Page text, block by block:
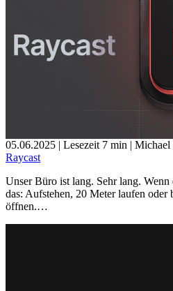
05.06.2025 | Lesezeit 7 min | Michael
Raycast
Unser Büro ist lang. Sehr lang.
das: Aufstehen, 20 Meter laufen oder
öffnen.…